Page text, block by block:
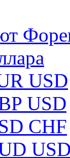
USD
USD
CHF